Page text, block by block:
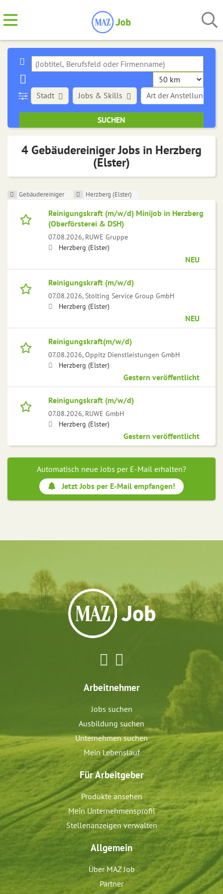
Stadt Art der Anstellung
Jobs & Skills
4 Gebäudereiniger Jobs in Herzberg
(Elster)
Gebäudereiniger Herzberg (Elster)
Reinigungskraft (m/w/d) Minijob in Herzberg
(Oberförsterei & DSH)
07.08.2026, RUWE Gruppe
Herzberg (Elster)
NEU
Reinigungskraft (m/w/d)
07.08.2026,Stölting Service Group GmbH
Herzberg (Elster)
NEU
Reinigungskraft(m/w/d)
07.08.2026,Oppitz Dienstleistungen GmbH
Herzberg (Elster)
Gestern veröffentlicht
Reinigungskraft (m/w/d)
07.08.2026, RUWE GmbH
Herzberg (Elster)
Gestern veröffentlicht
Automatisch neue Jobs per E-Mail erhalten?
Jetzt Jobs per E-Mail empfangen!
Arbeitnehmer
Jobs suchen
Ausbildung suchen
Unternehmen suchen
Mein Lebenslauf
Für Arbeitgeber
Produkte ansehen
Mein Unternehmensprofil
Stellenanzeigen verwalten
Allgemein
Über MAZ Job
Partner